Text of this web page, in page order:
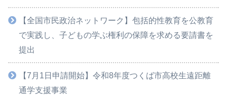
【全国市民政治ネットワーク】包括的性教育を公教育
で実践し、子どもの学ぶ権利の保障を求める要請書を
提出
【7月1日申請開始】令和8年度つくば市高校生遠距離
通学支援事業